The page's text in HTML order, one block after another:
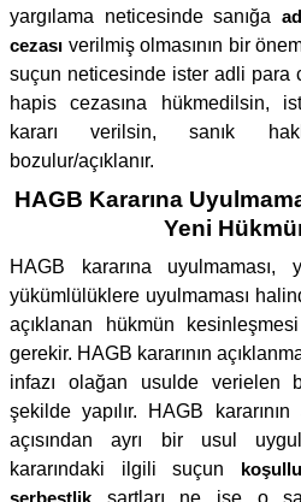
yargılama neticesinde sanığa
cezası verilmiş olmasının bir
suçun neticesinde ister adli para
hapis cezasına hükmedilsin,
kararı verilsin, sanık
bozulur/açıklanır.
HAGB Kararına
Yeni
HAGB kararına
yükümlülüklere uyulmaması
açıklanan hükmün
gerekir. HAGB kararının
infazı olağan usulde verielen
şekilde yapılır. HAGB
açısından ayrı bir usul
kararındaki ilgili suçun